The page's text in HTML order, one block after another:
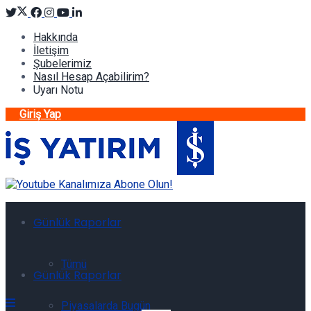
Hakkında
İletişim
Şubelerimiz
Nasıl Hesap Açabilirim?
Uyarı Notu
Giriş Yap
Günlük Raporlar
Tümü
Piyasalarda Bugün
Günlük Raporlar